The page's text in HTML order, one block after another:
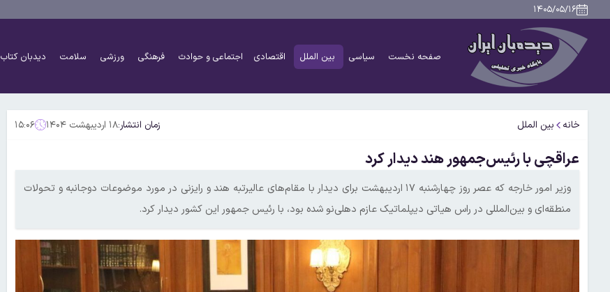
۱۴۰۵/۰۵/۱۶
صفحه نخست سیاسی بین الملل اقتصادی اجتماعی و حوادث فرهنگی ورزشی سلامت دیدبان کتاب
خانه بین الملل زمان انتشار:۱۸ اردیبهشت ۱۴۰۴ ۱۵:۰۶
عراقچی با رئیس‌جمهور هند دیدار کرد
وزیر امور خارجه که عصر روز چهارشنبه ۱۷ اردیبهشت برای دیدار با مقام‌های عالیرتبه هند و رایزنی در مورد موضوعات دوجانبه و تحولات
منطقه‌ای و بین‌المللی در راس هیاتی دیپلماتیک عازم دهلی‌نو شده بود، با رئیس جمهور این کشور دیدار کرد.